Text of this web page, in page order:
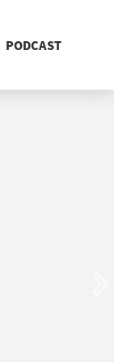
PODCAST